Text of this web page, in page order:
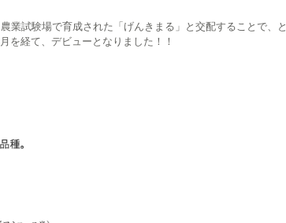
業試験場で育成された「げんきまる」と交配することで、と
を経て、デビューとなりました！！